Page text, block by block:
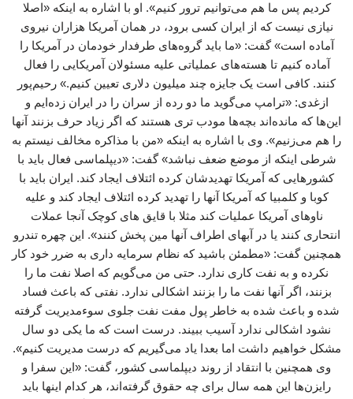
کردیم پس ما هم می‌توانیم ترور کنیم». او با اشاره به اینکه «اصلا
نیازی نیست که از ایران کسی برود، در همان آمریکا هزاران نیروی
آماده است» گفت: «ما باید گروه‌های طرفدار خودمان در آمریکا را
آماده کنیم تا هسته‌های عملیاتی علیه مسئولان آمریکایی را فعال
کنند. کافی است یک جایزه چند میلیون دلاری تعیین کنیم.» رحیم‌پور
ازغدی: «ترامپ می‌گوید ما دو رده از سران را در ایران زده‌ایم و
این‌ها که مانده‌اند بچه‌ها مودب تری هستند که اگر زیاد حرف بزنند آنها
را هم می‌زنیم». وی با اشاره به اینکه «من با مذاکره مخالف نیستم به
شرطی اینکه از موضع ضعف نباشد» گفت: «دیپلماسی فعال باید با
کشورهایی که آمریکا تهدیدشان کرده ائتلاف ایجاد کند. ایران باید با
کوبا و کلمبیا که آمریکا آنها را تهدید کرده ائتلاف ایجاد کند و علیه
ناوهای آمریکا عملیات کند مثلا با قایق های کوچک آنجا عملات
انتحاری کنند یا در آبهای اطراف آنها مین پخش کنند». این چهره تندرو
همچنین گفت: «مطمئن باشید که نظام سرمایه داری به ضرر خود کار
نکرده و به نفت کاری ندارد. حتی من می‌گویم که اصلا نفت ما را
بزنند، اگر آنها نفت ما را بزنند اشکالی ندارد. نفتی که باعث فساد
شده و باعث شده به خاطر پول مفت نفت جلوی سوءمدیریت گرفته
نشود اشکالی ندارد آسیب ببیند. درست است که ما یکی دو سال
مشکل خواهیم داشت اما بعدا یاد می‌گیریم که درست مدیریت کنیم».
وی همچنین با انتقاد از روند دیپلماسی کشور، گفت: «این سفرا و
رایزن‌ها این همه سال برای چه حقوق گرفته‌اند، هر کدام اینها باید